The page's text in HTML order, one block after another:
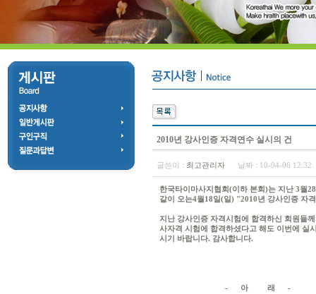
2010년 강사인증 자격연수 실시의 건
글쓴이 : 최고관리자 날짜 : 10-04-06
한국타이마사지협회(이하 본회)는 지난 3월
같이 오는4월18일(일) "2010년 강사인증 자
지난 강사인증 자격시험에 합격하신 회원들
사자격 시험에 합격하셨다고 해도 이번에 실
시기 바랍니다. 감사합니다.
- 아 래 -